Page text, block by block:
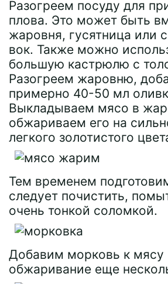
Разогреем посуду для
плова. Это может быть
жаровня, гусятница или
вок. Также можно
большую кастрюлю с
Разогреем жаровню,
примерно 40-50 мл
Выкладываем мясо в
обжариваем его на
легкого золотистого
Тем временем
следует почистить,
очень тонкой соломкой.
Добавим морковь к
обжаривание еще